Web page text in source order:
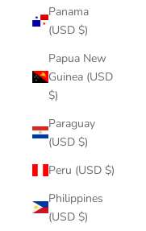
Panama
(USD $)
Papua New
Guinea (USD
$)
Paraguay
(USD $)
Peru (USD $)
Philippines
(USD $)